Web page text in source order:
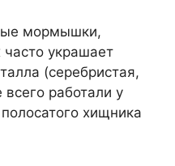
мормышки,
украшает
(серебристая,
работали у
хищника